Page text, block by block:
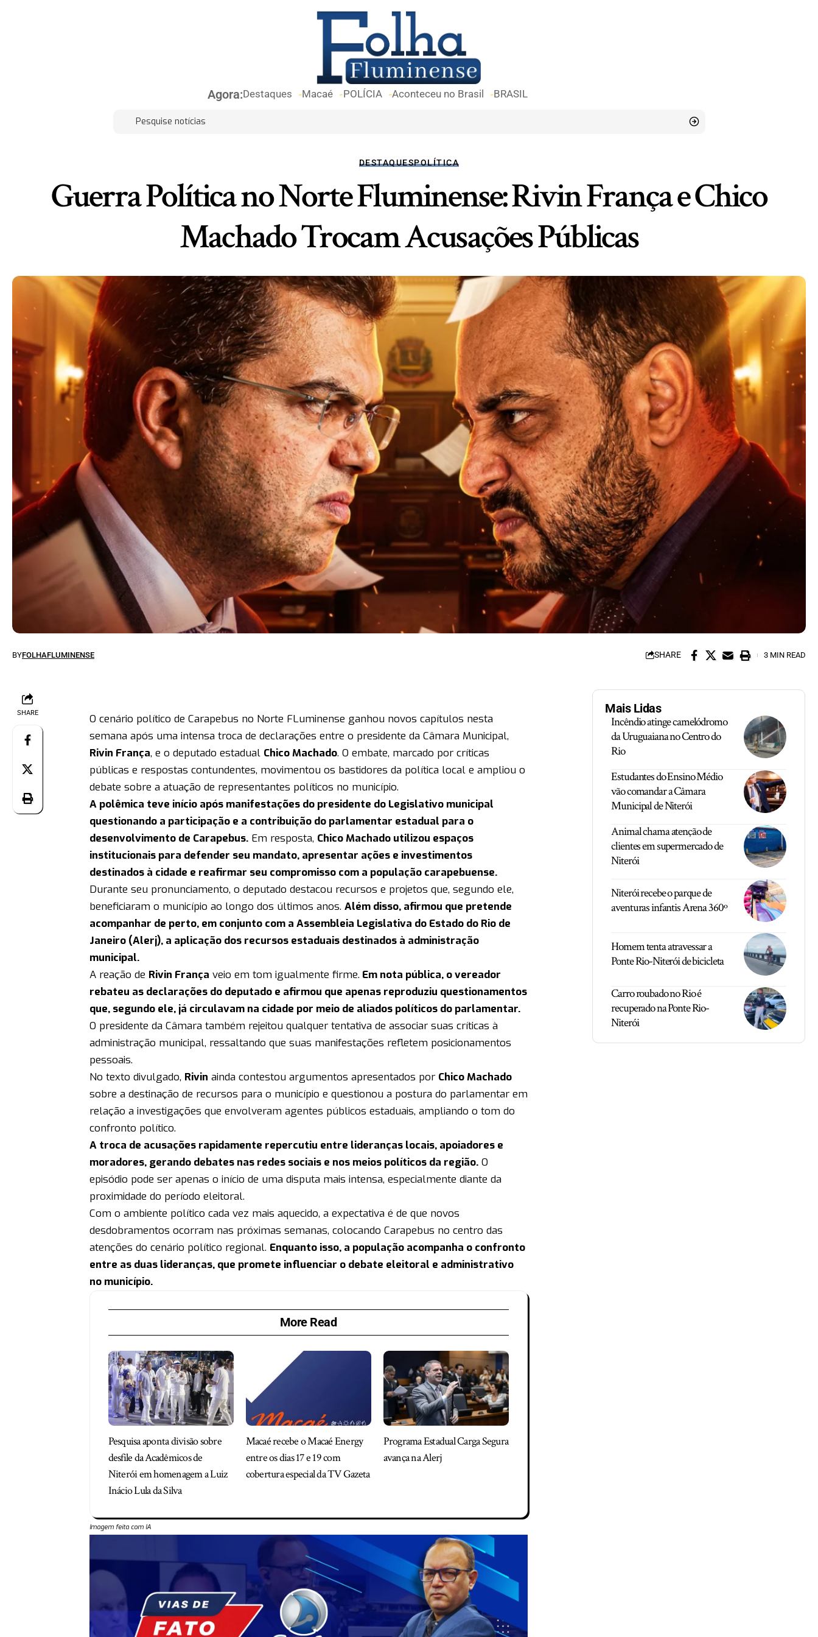
Agora:Destaques Macaé POLÍCIA Aconteceu no Brasil BRASIL
DESTAQUESPOLÍTICA
Guerra Política no Norte Fluminense: Rivin França e Chico
Machado Trocam Acusações Públicas
BYFOLHAFLUMINENSE SHARE 3 MIN READ
SHARE
O cenário político de Carapebus no Norte FLuminense ganhou novos capítulos nesta
semana após uma intensa troca de declarações entre o presidente da Câmara Municipal,
Rivin França, e o deputado estadual Chico Machado. O embate, marcado por críticas
públicas e respostas contundentes, movimentou os bastidores da política local e ampliou o
debate sobre a atuação de representantes políticos no município.
A polêmica teve início após manifestações do presidente do Legislativo municipal
questionando a participação e a contribuição do parlamentar estadual para o
desenvolvimento de Carapebus.Em resposta, Chico Machado utilizou espaços
institucionais para defender seu mandato, apresentar ações e investimentos
destinados à cidade e reafirmar seu compromisso com a população carapebuense.
Durante seu pronunciamento, o deputado destacou recursos e projetos que, segundo ele,
beneficiaram o município ao longo dos últimos anos. Além disso, afirmou que pretende
acompanhar de perto, em conjunto com a Assembleia Legislativa do Estado do Rio de
Janeiro (Alerj), a aplicação dos recursos estaduais destinados à administração
municipal.
A reação de Rivin França veio em tom igualmente firme. Em nota pública, o vereador
rebateu as declarações do deputado e afirmou que apenas reproduziu questionamentos
que, segundo ele, já circulavam na cidade por meio de aliados políticos do parlamentar.
O presidente da Câmara também rejeitou qualquer tentativa de associar suas críticas à
administração municipal, ressaltando que suas manifestações refletem posicionamentos
pessoais.
No texto divulgado, Rivin ainda contestou argumentos apresentados por Chico Machado
sobre a destinação de recursos para o município e questionou a postura do parlamentar em
relação a investigações que envolveram agentes públicos estaduais, ampliando o tom do
confronto político.
A troca de acusações rapidamente repercutiu entre lideranças locais, apoiadores e
moradores, gerando debates nas redes sociais e nos meios políticos da região.O
episódio pode ser apenas o início de uma disputa mais intensa, especialmente diante da
proximidade do período eleitoral.
Com o ambiente político cada vez mais aquecido, a expectativa é de que novos
desdobramentos ocorram nas próximas semanas, colocando Carapebus no centro das
atenções do cenário político regional. Enquanto isso, a população acompanha o confronto
entre as duas lideranças, que promete influenciar o debate eleitoral e administrativo
no município.
More Read
Pesquisa aponta divisão sobre
desfile da Acadêmicos de
Niterói em homenagem a Luiz
Inácio Lula da Silva
Macaé recebe o Macaé Energy
entre os dias 17 e 19 com
cobertura especial da TV Gazeta
Programa Estadual Carga Segura
avança na Alerj
Imagem feita com IA
Mais Lidas
Incêndio atinge camelódromo
da Uruguaiana no Centro do
Rio
Estudantes do Ensino Médio
vão comandar a Câmara
Municipal de Niterói
Animal chama atenção de
clientes em supermercado de
Niterói
Niterói recebe o parque de
aventuras infantis Arena 360º
Homem tenta atravessar a
Ponte Rio-Niterói de bicicleta
Carro roubado no Rio é
recuperado na Ponte Rio-
Niterói